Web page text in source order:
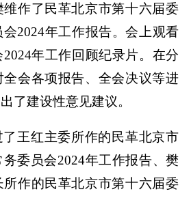
作了民革北京市第十六届委
2024年工作报告。会上观看
年工作回顾纪录片。在分
会各项报告、全会决议等进
了建设性意见建议。
王红主委所作的民革北京市
委员会2024年工作报告、樊
作的民革北京市第十六届委